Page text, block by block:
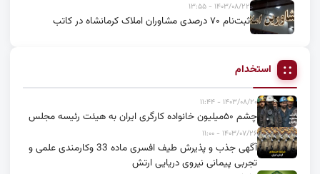
۱۴۰۳/۰۸/۲۲ - ۱۳:۵۵
ثبت‌نام ۷۰ درصدی مشاوران املاک کرمانشاه در کاتب
استخدام
۱۴۰۳/۰۸/۲۰ - ۱۱:۴۴
چشم ۵۰میلیون خانواده کارگری ایران به هیئت رئیسه مجلس
۱۴۰۳/۰۷/۲۶ - ۱۱:۰۰
آگهی جذب و پذیرش طیف افسری ماده 33 وکارمندی علمی و
تجربی پیمانی نیروی دریایی ارتش